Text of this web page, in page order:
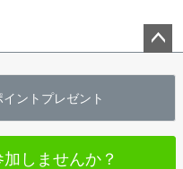
へ
イントプレゼント
加しませんか？